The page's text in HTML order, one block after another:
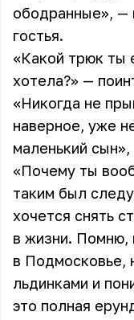
ободранные», —
гостья.
«Какой трюк ты
хотела?» —
«Никогда не
наверное, уже
маленький
«Почему ты
таким был
хочется снять
в жизни. Помню,
в Подмосковье,
льдинками и
это полная